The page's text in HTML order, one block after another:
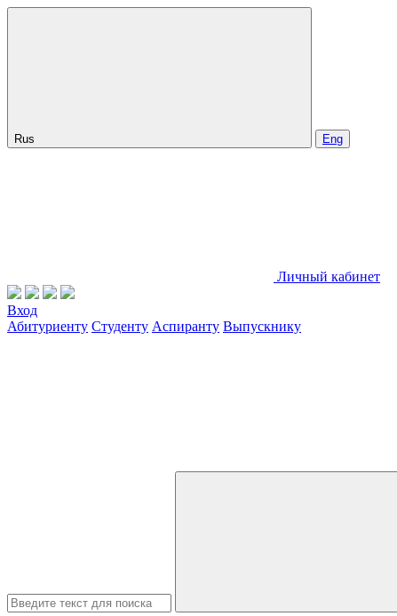
Rus Eng
Личный кабинет
Вход
Абитуриенту Студенту Аспиранту Выпускнику